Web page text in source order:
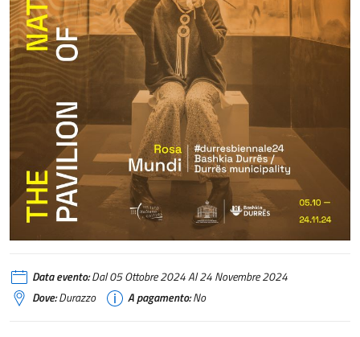
Data evento:Dal 05 Ottobre 2024 Al 24 Novembre 2024
Dove:Durazzo A pagamento:No